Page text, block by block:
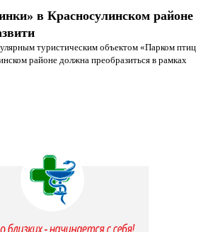
в Красносулинском районе
туристическим объектом «Парком птиц
районе должна преобразиться в рамках